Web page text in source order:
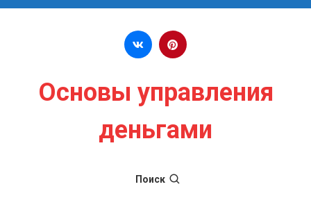
Перейти к содержимому
Основы управления
деньгами
Поиск